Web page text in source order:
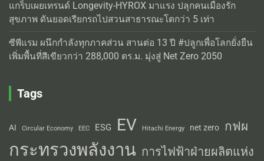
แกร็บเผยเทรนด์ Longevity-HYROX มาแรง ปลุกคนเมืองรัก
สุขภาพ ดันยอดเรียกรถไปสวนสาธารณะโตกว่า 5 เท่า
ซีพีแรม ผนึกกำลังทุกภาคส่วน สานต่อ 13 ปี #ปลูกเพื่อโลกยั่งยืน
เพิ่มพื้นที่สีเขียวกว่า 288,000 ตร.ม. มุ่งสู่ Net Zero 2050
Tags
AI Circular Economy EEC ESG EV Hitachi Energy net zero กฟผ
กระทรวงพลังงาน การไฟฟ้าฝ่ายผลิตแห่ง